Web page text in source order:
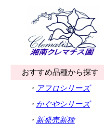
おすすめ品種から探す
・ アフロシリーズ
・ かぐやシリーズ
・ 新発売新種